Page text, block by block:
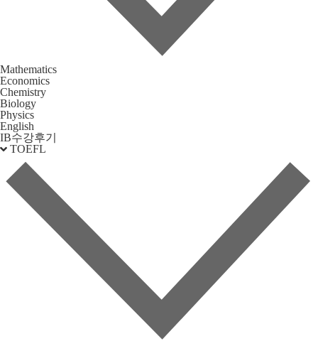
Mathematics
Economics
Chemistry
Biology
Physics
English
IB수강후기
TOEFL